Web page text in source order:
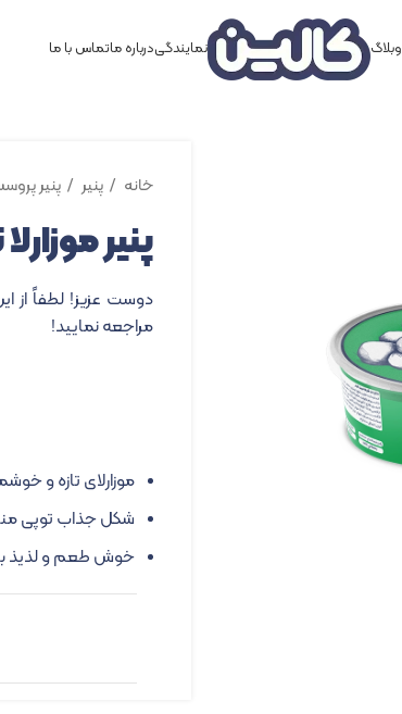
وبلاگ نمایندگیدرباره ماتماس با ما
خانه پنیر پنیر
پنیر موزارلا
دوست عزیز! لطفاً از
مراجعه نمایید!
موزارلای تازه و
شکل جذاب توپی
خوش طعم و لذیذ